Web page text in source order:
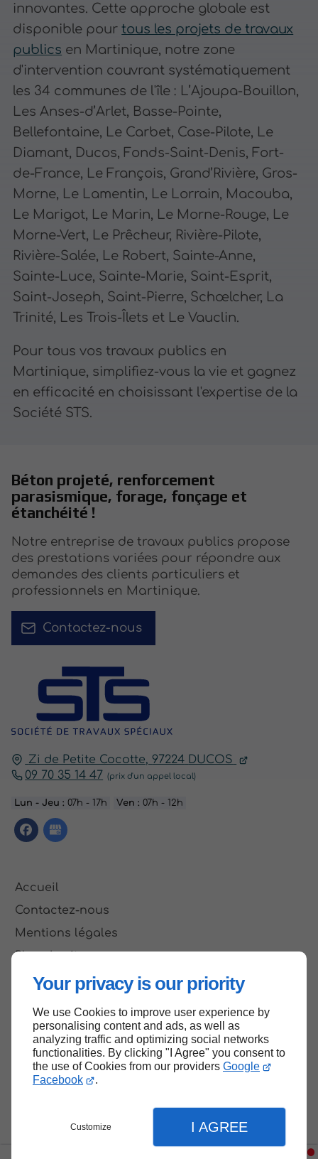
Your privacy is our priority
We use Cookies to improve user experience by
personalising content and ads, as well as
analyzing traffic and optimizing social networks
functionalities. By clicking "I Agree" you consent to
the use of Cookies from our providers Google
Facebook
.
Customize I AGREE
innovantes. Cette approche globale est
disponible pourtous les projets de travaux
publics en Martinique, notre zone
d'intervention couvrant systématiquement
les 34 communes de l'île : L’Ajoupa-Bouillon,
Les Anses-d’Arlet, Basse-Pointe,
Bellefontaine, Le Carbet, Case-Pilote, Le
Diamant, Ducos, Fonds-Saint-Denis, Fort-
de-France, Le François, Grand’Rivière, Gros-
Morne, Le Lamentin, Le Lorrain, Macouba,
Le Marigot, Le Marin, Le Morne-Rouge, Le
Morne-Vert, Le Prêcheur, Rivière-Pilote,
Rivière-Salée, Le Robert, Sainte-Anne,
Sainte-Luce, Sainte-Marie, Saint-Esprit,
Saint-Joseph, Saint-Pierre, Schœlcher, La
Trinité, Les Trois-Îlets et Le Vauclin.
Pour tous vos travaux publics en
Martinique, simplifiez-vous la vie et gagnez
en efficacité en choisissant l'expertise de la
Société STS.
Zi de Petite Cocotte, 97224 DUCOS
09 70 35 14 47
Lun - Jeu :07h - 17h Ven :07h - 12h
Accueil
Contactez-nous
Mentions légales
Plan du site
Béton projeté, renforcement
parasismique, forage, fonçage et
étanchéité !
Notre entreprise de travaux publics propose
des prestations variées pour répondre aux
demandes des clients particuliers et
professionnels en Martinique.
Contactez-nous
Haut de page